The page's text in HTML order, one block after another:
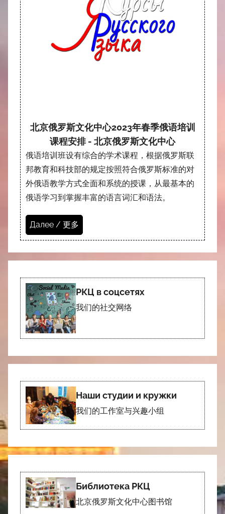
北京俄罗斯文化中心2023年春季俄语培训
课程安排 - 北京俄罗斯文化中心
俄语培训班设有综合的学术课程，根据俄罗斯联
邦教育和科技部的规定按照符合俄罗斯标准的对
外俄语教学方式全面和系统的授课，从最基本的
俄语学习到掌握丰富的语言词汇和语法。
Далее / 更多
РКЦ в соцсетях
我们的社交网络
Наши студии и кружки
我们的工作室与兴趣小组
Библиотека РКЦ
北京俄罗斯文化中心图书馆